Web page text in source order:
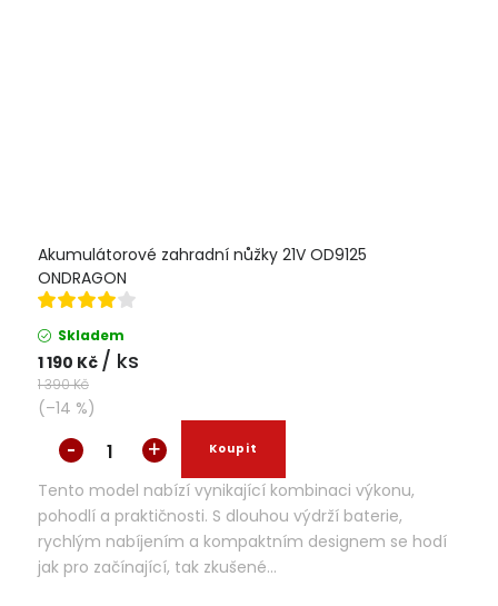
Akumulátorové zahradní nůžky 21V OD9125
ONDRAGON
Skladem
1 190 Kč / ks
1 390 Kč
(–14 %)
Tento model nabízí vynikající kombinaci výkonu,
pohodlí a praktičnosti. S dlouhou výdrží baterie,
rychlým nabíjením a kompaktním designem se hodí
jak pro začínající, tak zkušené...